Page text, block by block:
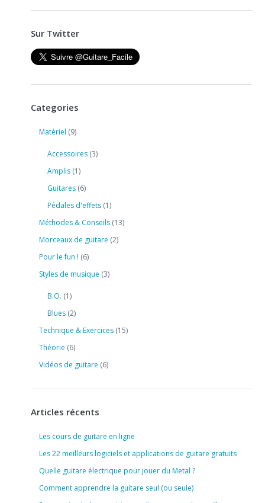
Sur Twitter
Categories
Matériel (9)
Accessoires (3)
Amplis (1)
Guitares (6)
Pédales d'effets (1)
Méthodes & Conseils (13)
Morceaux de guitare (2)
Pour le fun ! (6)
Styles de musique (3)
B.O. (1)
Blues (2)
Technique & Exercices (15)
Théorie (6)
Vidéos de guitare (6)
Articles récents
Les cours de guitare en ligne
Les 22 meilleurs logiciels et applications de guitare gratuits
Quelle guitare électrique pour jouer du Metal ?
Comment apprendre la guitare seul (ou seule)